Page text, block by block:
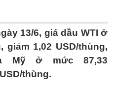
13/6, giá dầu WTI ở
giảm 1,02 USD/thùng,
Mỹ ở mức 87,33
thùng.